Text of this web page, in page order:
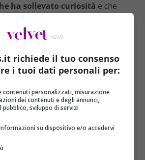
ha sollevato curiosità e che
nella realtà. Si può in effetti
con le ruote quadrate, a
pedali su una superficie particolare:
nel video tratto da
Sevier in cui si vede un uomo che
il suo “giretto” in bici sulle ruote
richiede il tuo consenso
i tuoi dati personali per:
contenuti personalizzati, misurazione
dei contenuti e degli annunci,
pubblico, sviluppo di servizi
su dispositivo e/o accedervi